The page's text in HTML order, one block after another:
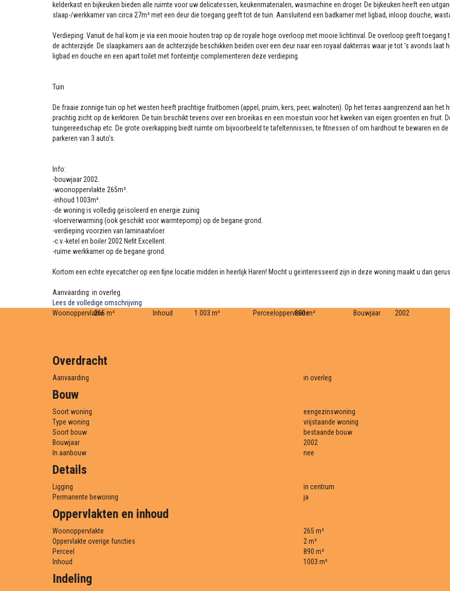
kelderkast en bijkeuken bieden alle ruimte voor uw delicatessen, keukenmaterialen, wasmachine en droger. De bijkeuken heeft een
slaap-/werkkamer van circa 27m² met een deur die toegang geeft tot de tuin. Aansluitend een badkamer met ligbad, inloop douche,
Verdieping: Vanuit de hal kom je via een mooie houten trap op de royale hoge overloop met mooie lichtinval. De overloop geeft
de achterzijde. De slaapkamers aan de achterzijde beschikken beiden over een deur naar een royaal dakterras waar je tot 's avonds laat
ligbad en douche en een apart toilet met fonteintje complementeren deze verdieping.
Tuin
De fraaie zonnige tuin op het westen heeft prachtige fruitbomen (appel, pruim, kers, peer, walnoten). Op het terras aangrenzend aan
prachtig zicht op de kerktoren. De tuin beschikt tevens over een broeikas en een moestuin voor het kweken van eigen groenten en fruit.
tuingereedschap etc. De grote overkapping biedt ruimte om bijvoorbeeld te tafeltennissen, te fitnessen of om hardhout te bewaren en
parkeren van 3 auto's.
Info:
-bouwjaar 2002.
-woonoppervlakte 265m².
-inhoud 1003m³.
-de woning is volledig geïsoleerd en energie zuinig
-vloerverwarming (ook geschikt voor warmtepomp) op de begane grond.
-verdieping voorzien van laminaatvloer.
-c.v.-ketel en boiler 2002 Nefit Excellent.
-ruime werkkamer op de begane grond.
Kortom een echte eyecatcher op een fijne locatie midden in heerlijk Haren! Mocht u geïnteresseerd zijn in deze woning maakt u dan
Aanvaarding: in overleg.
Lees de volledige omschrijving
Woonoppervlakte265 m² Inhoud 1.003 m³ Perceeloppervlakte
890 m² Bouwjaar 2002
Overdracht
Aanvaarding in overleg
Bouw
Soort woning
eengezinswoning
Type woning
vrijstaande woning
Soort bouw
bestaande bouw
Bouwjaar
2002
In aanbouw
nee
Details
Ligging
in centrum
Permanente bewoning
ja
Oppervlakten en inhoud
Woonoppervlakte
265 m²
Oppervlakte overige functies
2 m²
Perceel
890 m²
Inhoud
1003 m³
Indeling